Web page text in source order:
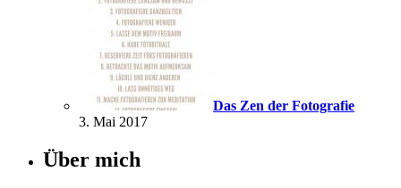
Das Zen der Fotografie
3. Mai 2017
Über mich